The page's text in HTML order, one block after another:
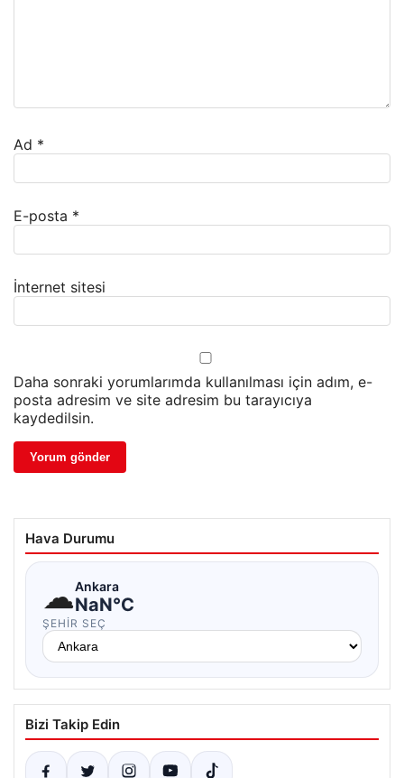
Ad *
E-posta *
İnternet sitesi
Daha sonraki yorumlarımda kullanılması için adım, e-
posta adresim ve site adresim bu tarayıcıya
kaydedilsin.
Hava Durumu
☁Ankara
NaN°C
ŞEHIR SEÇ
Bizi Takip Edin